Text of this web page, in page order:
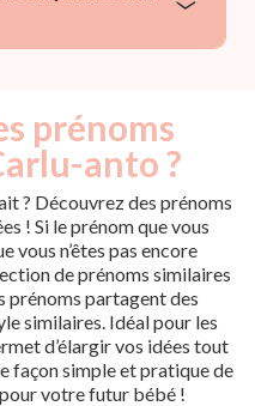
prénoms
anto ?
? Découvrez des prénoms
! Si le prénom que vous
vous n’êtes pas encore
de prénoms similaires
prénoms partagent des
similaires. Idéal pour les
d’élargir vos idées tout
façon simple et pratique de
votre futur bébé !